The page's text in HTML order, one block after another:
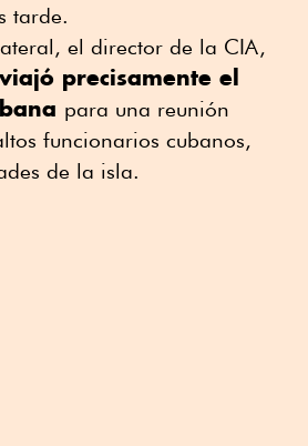
tarde.
el director de la CIA,
precisamente el
para una reunión
funcionarios cubanos,
de la isla.